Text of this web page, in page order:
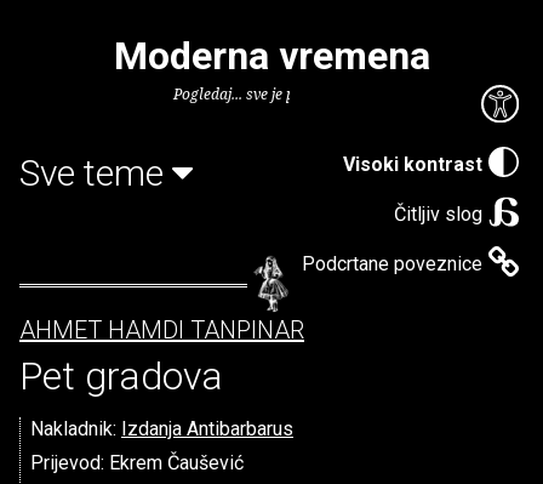
Visoki kontrast
Čitljiv slog
Podcrtane poveznice
Moderna vremena
Pogledaj... sve je puno knjiga.
Sve teme
AHMET HAMDI TANPINAR
Pet gradova
Nakladnik: Izdanja Antibarbarus
Prijevod: Ekrem Čaušević